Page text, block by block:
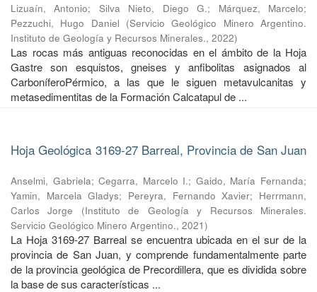
Lizuaín, Antonio; Silva Nieto, Diego G.; Márquez, Marcelo;
Pezzuchi, Hugo Daniel (Servicio Geológico Minero Argentino.
Instituto de Geología y Recursos Minerales., 2022)
Las rocas más antiguas reconocidas en el ámbito de la Hoja
Gastre son esquistos, gneises y anfibolitas asignados al
CarboníferoPérmico, a las que le siguen metavulcanitas y
metasedimentitas de la Formación Calcatapul de ...
Hoja Geológica 3169-27 Barreal, Provincia de San Juan
Anselmi, Gabriela;Cegarra, Marcelo I.; Gaido, María Fernanda;
Yamin, Marcela Gladys; Pereyra, Fernando Xavier; Herrmann,
Carlos Jorge
(Instituto de Geología y Recursos Minerales.
Servicio Geológico Minero Argentino., 2021)
La Hoja 3169-27 Barreal se encuentra ubicada en el sur de la
provincia de San Juan, y comprende fundamentalmente parte
de la provincia geológica de Precordillera, que es dividida sobre
la base de sus características ...